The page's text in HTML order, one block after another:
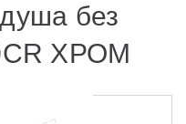
без
ХРОМ